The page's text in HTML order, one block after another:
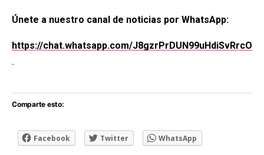
Únete a nuestro canal de noticias por WhatsApp:
https://chat.whatsapp.com/J8gzrPrDUN99uHdiSvRrcO
Comparte esto:
Facebook Twitter WhatsApp